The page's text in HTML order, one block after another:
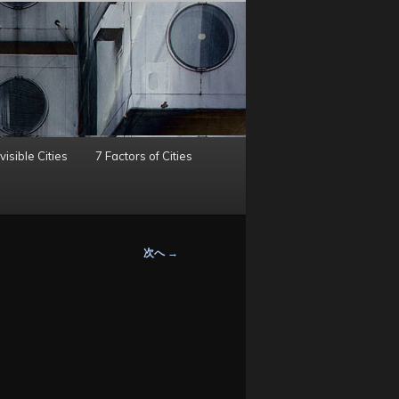
Cities 7 Factors of Cities
次へ →